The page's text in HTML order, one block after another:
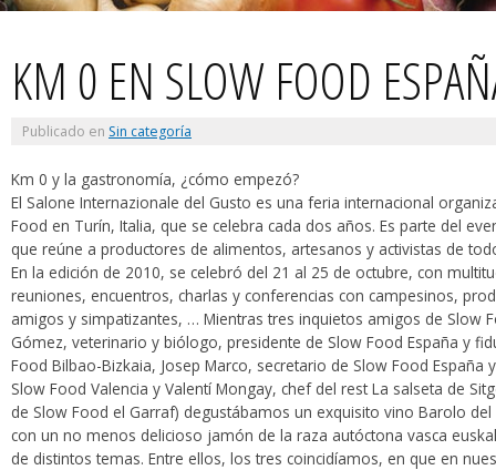
KM 0 EN SLOW FOOD
Publicado en Sin categoría
Km 0 y la gastronomía, ¿cómo empezó?
El Salone Internazionale del Gusto es una feria internacional
Food en Turín, Italia, que se celebra cada dos años. Es parte del
que reúne a productores de alimentos, artesanos y activistas de
En la edición de 2010, se celebró del 21 al 25 de octubre, con
reuniones, encuentros, charlas y conferencias con campesinos,
amigos y simpatizantes, … Mientras tres inquietos amigos de Slow
Gómez, veterinario y biólogo, presidente de Slow Food España y
Food Bilbao-Bizkaia, Josep Marco, secretario de Slow Food España
Slow Food Valencia y Valentí Mongay, chef del rest La salseta de
de Slow Food el Garraf) degustábamos un exquisito vino Barolo del
con un no menos delicioso jamón de la raza autóctona vasca
de distintos temas. Entre ellos, los tres coincidíamos, en que en